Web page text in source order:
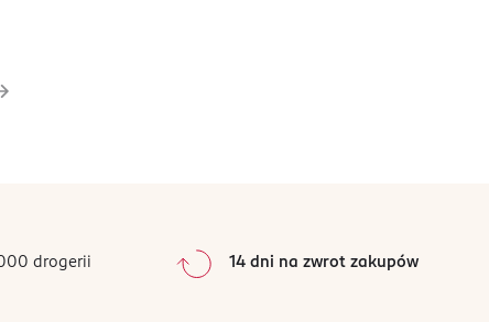
drogerii 14 dni na zwrot zakupów